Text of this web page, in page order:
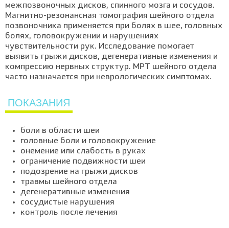
межпозвоночных дисков, спинного мозга и сосудов.
Магнитно-резонансная томография шейного отдела
позвоночника применяется при болях в шее, головных
болях, головокружении и нарушениях
чувствительности рук. Исследование помогает
выявить грыжи дисков, дегенеративные изменения и
компрессию нервных структур. МРТ шейного отдела
часто назначается при неврологических симптомах.
ПОКАЗАНИЯ
боли в области шеи
головные боли и головокружение
онемение или слабость в руках
ограничение подвижности шеи
подозрение на грыжи дисков
травмы шейного отдела
дегенеративные изменения
сосудистые нарушения
контроль после лечения